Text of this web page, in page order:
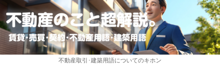
不動産取引･建築用語についてのキホン